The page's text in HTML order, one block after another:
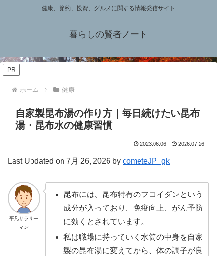
健康、節約、投資、グルメに関する情報発信サイト
暮らしの賢者ノート
PR
ホーム 健康
自家製昆布湯の作り方｜毎日続けたい昆布
湯・昆布水の健康習慣
2023.06.06 2026.07.26
Last Updated on 7月 26, 2026 by cometeJP_gk
平凡サラリー
マン
昆布には、昆布特有のフコイダンという
成分が入っており、免疫向上、がん予防
に効くとされています。
私は職場に持っていく水筒の中身を自家
製の昆布湯に変えてから、体の調子が良